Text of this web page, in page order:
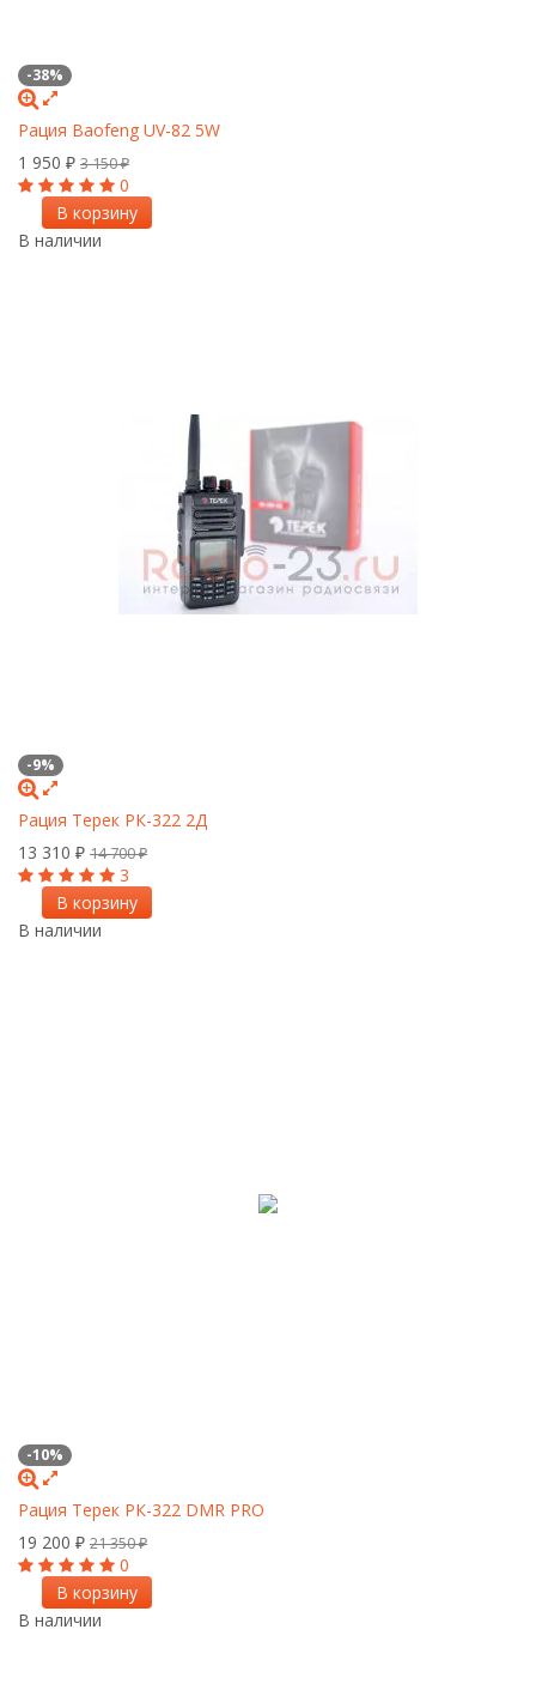
-38%
Рация Baofeng UV-82 5W
1 950 ₽ 3 150₽
0
В корзину
В наличии
-9%
Рация Терек РК-322 2Д
13 310 ₽ 14 700₽
3
В корзину
В наличии
-10%
Рация Терек РК-322 DMR PRO
19 200 ₽ 21 350₽
0
В корзину
В наличии